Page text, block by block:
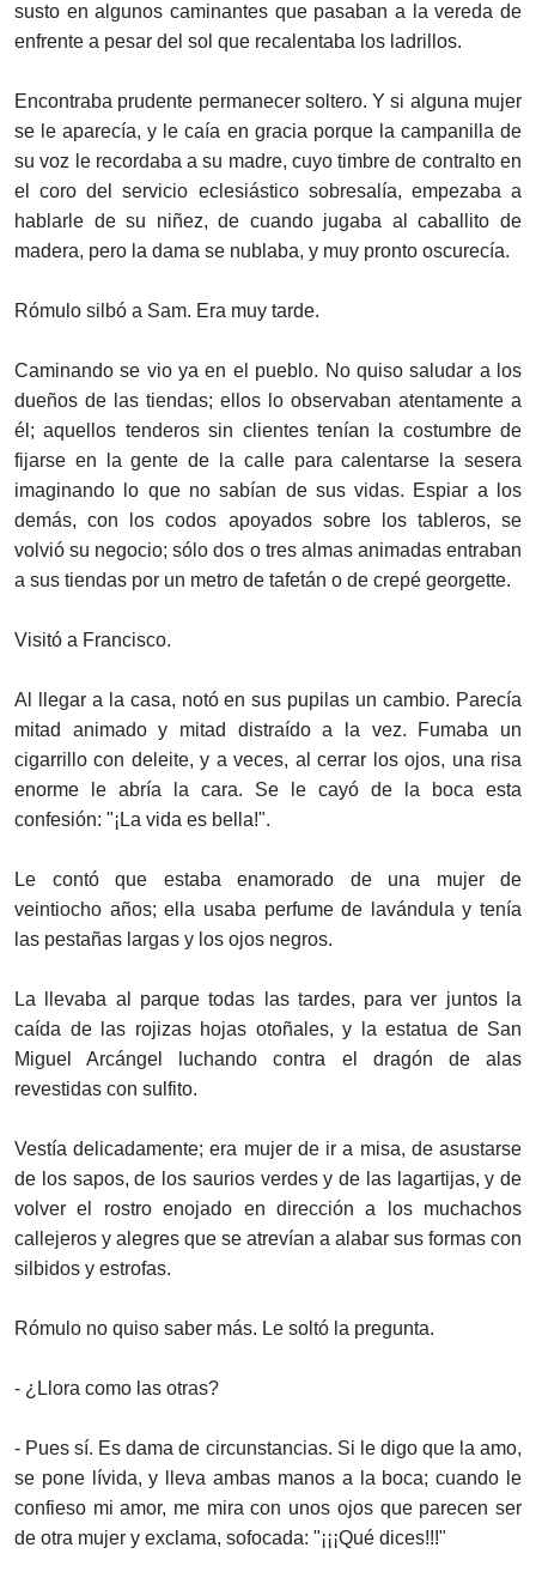
susto en algunos caminantes que pasaban a la vereda de
enfrente a pesar del sol que recalentaba los ladrillos.
Encontraba prudente permanecer soltero. Y si alguna mujer
se le aparecía, y le caía en gracia porque la campanilla de
su voz le recordaba a su madre, cuyo timbre de contralto en
el coro del servicio eclesiástico sobresalía, empezaba a
hablarle de su niñez, de cuando jugaba al caballito de
madera, pero la dama se nublaba, y muy pronto oscurecía.
Rómulo silbó a Sam. Era muy tarde.
Caminando se vio ya en el pueblo. No quiso saludar a los
dueños de las tiendas; ellos lo observaban atentamente a
él; aquellos tenderos sin clientes tenían la costumbre de
fijarse en la gente de la calle para calentarse la sesera
imaginando lo que no sabían de sus vidas. Espiar a los
demás, con los codos apoyados sobre los tableros, se
volvió su negocio; sólo dos o tres almas animadas entraban
a sus tiendas por un metro de tafetán o de crepé georgette.
Visitó a Francisco.
Al llegar a la casa, notó en sus pupilas un cambio. Parecía
mitad animado y mitad distraído a la vez. Fumaba un
cigarrillo con deleite, y a veces, al cerrar los ojos, una risa
enorme le abría la cara. Se le cayó de la boca esta
confesión: "¡La vida es bella!".
Le contó que estaba enamorado de una mujer de
veintiocho años; ella usaba perfume de lavándula y tenía
las pestañas largas y los ojos negros.
La llevaba al parque todas las tardes, para ver juntos la
caída de las rojizas hojas otoñales, y la estatua de San
Miguel Arcángel luchando contra el dragón de alas
revestidas con sulfito.
Vestía delicadamente; era mujer de ir a misa, de asustarse
de los sapos, de los saurios verdes y de las lagartijas, y de
volver el rostro enojado en dirección a los muchachos
callejeros y alegres que se atrevían a alabar sus formas con
silbidos y estrofas.
Rómulo no quiso saber más. Le soltó la pregunta.
- ¿Llora como las otras?
- Pues sí. Es dama de circunstancias. Si le digo que la amo,
se pone lívida, y lleva ambas manos a la boca; cuando le
confieso mi amor, me mira con unos ojos que parecen ser
de otra mujer y exclama, sofocada: "¡¡¡Qué dices!!!"